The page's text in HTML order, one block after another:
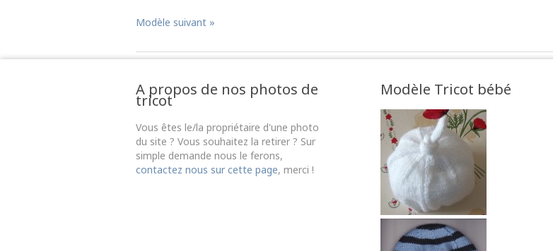
Modèle suivant »
A propos de nos photos de
tricot
Vous êtes le/la propriétaire d'une photo
du site ? Vous souhaitez la retirer ? Sur
simple demande nous le ferons,
contactez nous sur cette page, merci !
Modèle Tricot bébé